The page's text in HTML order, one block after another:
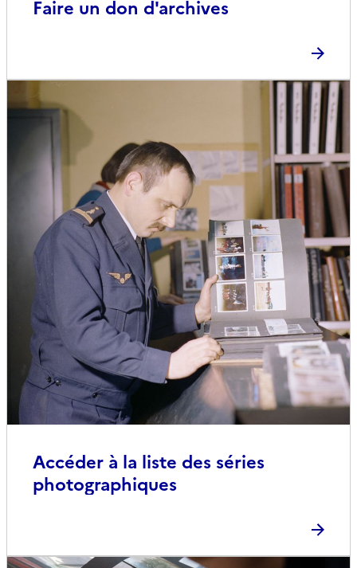
Faire un don d'archives
Accéder à la liste des séries
photographiques